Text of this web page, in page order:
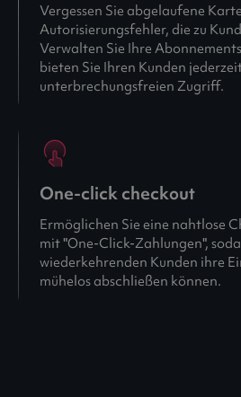
Vergessen Sie abgelaufene
Autorisierungsfehler, die zu
Verwalten Sie Ihre
bieten Sie Ihren Kunden
unterbrechungsfreien Zugriff.
One-click checkout
Ermöglichen Sie eine nahtlose
mit "One-Click-Zahlungen",
wiederkehrenden Kunden ihre
mühelos abschließen können.